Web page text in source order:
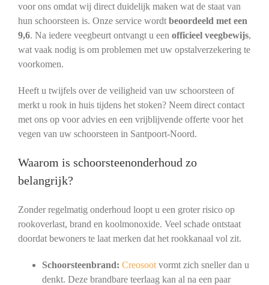
voor ons omdat wij direct duidelijk maken wat de staat van
hun schoorsteen is. Onze service wordt beoordeeld met een
9,6. Na iedere veegbeurt ontvangt u een officieel veegbewijs,
wat vaak nodig is om problemen met uw opstalverzekering te
voorkomen.
Heeft u twijfels over de veiligheid van uw schoorsteen of
merkt u rook in huis tijdens het stoken? Neem direct contact
met ons op voor advies en een vrijblijvende offerte voor het
vegen van uw schoorsteen in Santpoort-Noord.
Waarom is schoorsteenonderhoud zo
belangrijk?
Zonder regelmatig onderhoud loopt u een groter risico op
rookoverlast, brand en koolmonoxide. Veel schade ontstaat
doordat bewoners te laat merken dat het rookkanaal vol zit.
Schoorsteenbrand: Creosootvormt zich sneller dan u
denkt. Deze brandbare teerlaag kan al na een paar